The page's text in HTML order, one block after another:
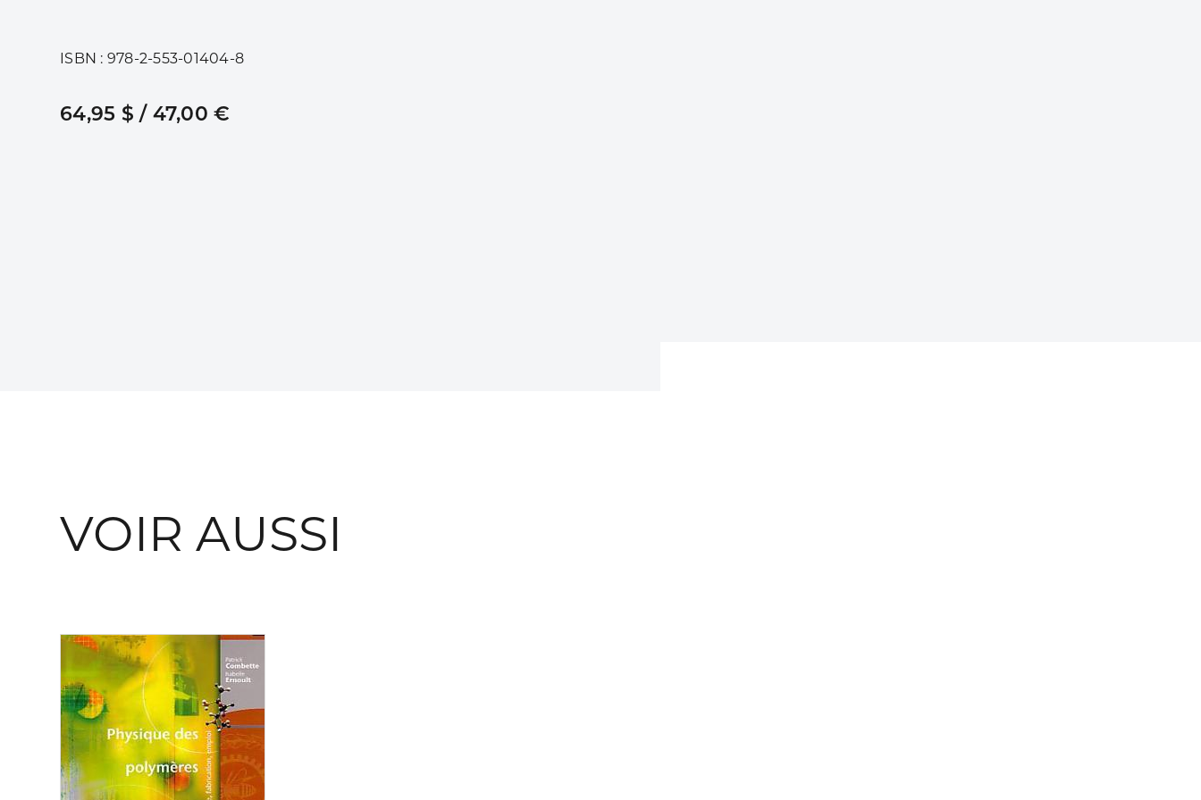
ISBN : 978-2-553-01404-8
64,95 $ / 47,00 €
VOIR AUSSI